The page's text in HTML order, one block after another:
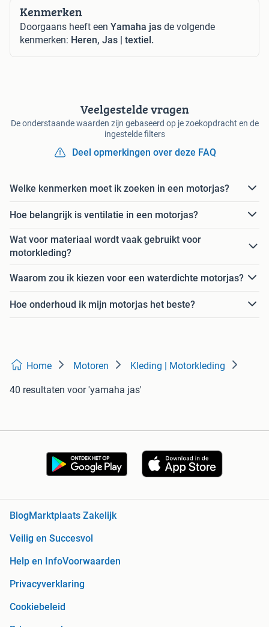
Kenmerken
Doorgaans heeft een Yamaha jas de volgende
kenmerken: Heren, Jas | textiel.
Veelgestelde vragen
De onderstaande waarden zijn gebaseerd op je zoekopdracht en de
ingestelde filters
Deel opmerkingen over deze FAQ
Welke kenmerken moet ik zoeken in een motorjas?
Hoe belangrijk is ventilatie in een motorjas?
Wat voor materiaal wordt vaak gebruikt voor
motorkleding?
Waarom zou ik kiezen voor een waterdichte motorjas?
Hoe onderhoud ik mijn motorjas het beste?
Home Motoren Kleding | Motorkleding
40 resultaten voor 'yamaha jas'
BlogMarktplaats Zakelijk
Veilig en Succesvol
Help en InfoVoorwaarden
Privacyverklaring
Cookiebeleid